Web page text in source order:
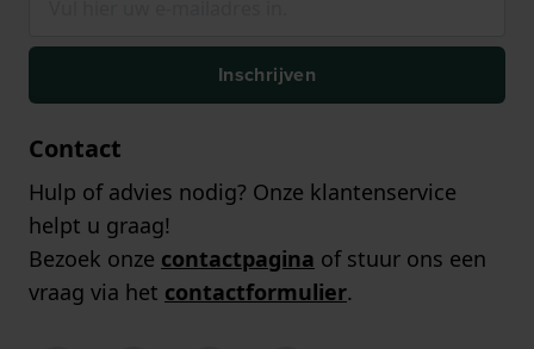
Inschrijven
Contact
Hulp of advies nodig? Onze klantenservice
helpt u graag!
Bezoek onze contactpagina of stuur ons een
vraag via het contactformulier.